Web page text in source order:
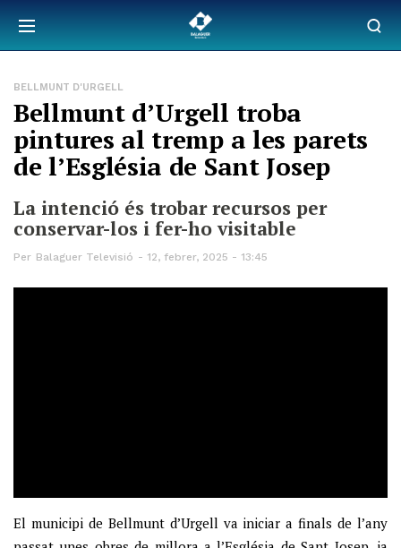
BELLMUNT D'URGELL
Bellmunt d’Urgell troba
pintures al tremp a les parets
de l’Església de Sant Josep
La intenció és trobar recursos per
conservar-los i fer-ho visitable
Per Balaguer Televisió 12, febrer, 2025 - 13:45
El municipi de Bellmunt d’Urgell va iniciar a finals de l’any